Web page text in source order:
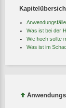
Anwendungsfälle
Was ist bei der
Wie hoch sollte
Was ist im